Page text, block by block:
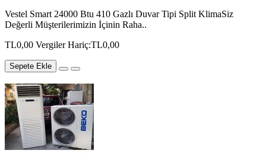
Vestel Smart 24000 Btu 410 Gazlı Duvar Tipi Split KlimaSiz
Değerli Müşterilerimizin İçinin Raha..
TL0,00 Vergiler Hariç:TL0,00
Sepete Ekle